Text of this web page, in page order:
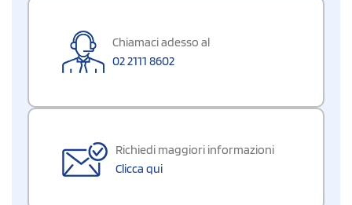
Chiamaci adesso al
02 2111 8602
Richiedi maggiori informazioni
Clicca qui